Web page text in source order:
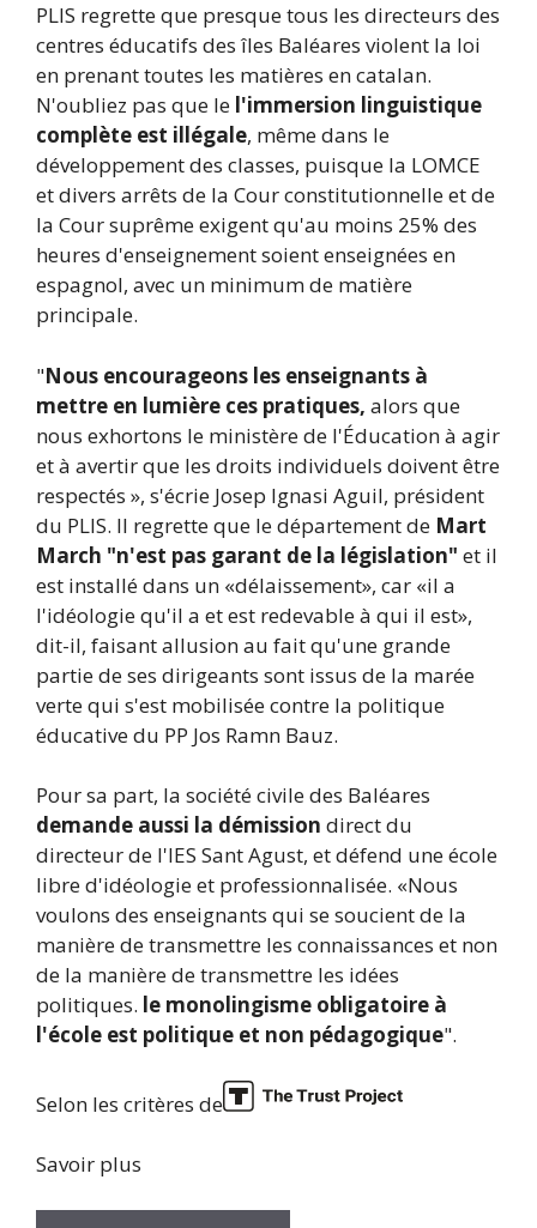
PLIS regrette que presque tous les directeurs des
centres éducatifs des îles Baléares violent la loi
en prenant toutes les matières en catalan.
N'oubliez pas que le l'immersion linguistique
complète est illégale, même dans le
développement des classes, puisque la LOMCE
et divers arrêts de la Cour constitutionnelle et de
la Cour suprême exigent qu'au moins 25% des
heures d'enseignement soient enseignées en
espagnol, avec un minimum de matière
principale.
"Nous encourageons les enseignants à
mettre en lumière ces pratiques, alors que
nous exhortons le ministère de l'Éducation à agir
et à avertir que les droits individuels doivent être
respectés », s'écrie Josep Ignasi Aguil, président
du PLIS. Il regrette que le département de Mart
March "n'est pas garant de la législation" et il
est installé dans un «délaissement», car «il a
l'idéologie qu'il a et est redevable à qui il est»,
dit-il, faisant allusion au fait qu'une grande
partie de ses dirigeants sont issus de la marée
verte qui s'est mobilisée contre la politique
éducative du PP Jos Ramn Bauz.
Pour sa part, la société civile des Baléares
demande aussi la démission direct du
directeur de l'IES Sant Agust, et défend une école
libre d'idéologie et professionnalisée. «Nous
voulons des enseignants qui se soucient de la
manière de transmettre les connaissances et non
de la manière de transmettre les idées
politiques. le monolingisme obligatoire à
l'école est politique et non pédagogique".
Selon les critères de
Savoir plus